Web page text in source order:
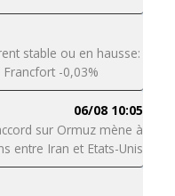
stable ou en hausse:
-0,03%
06/08 10:05
sur Ormuz mène à
entre Iran et Etats-Unis